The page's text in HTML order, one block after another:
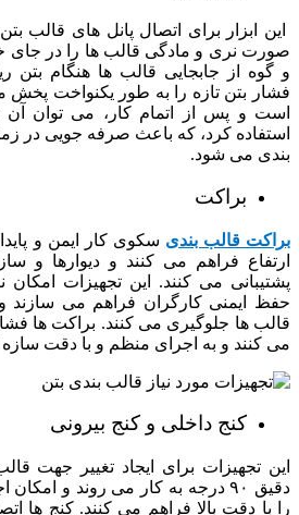
این ابزار برای اتصال پانل های قالب
صورت نری و مادگی قالب ها را در جای
و گوه از جابجایی قالب ها هنگام بتن
فشار بتن تازه را به طور یکنواخت
است و پس از اتمام کار، می توان آن
استفاده کرد، که باعث صرفه جویی در
بندی می شود.
براکت
براکت قالب بندی سکوی کار ایمن و
ارتفاع فراهم می کنند و دیوارها و
پشتیبانی می کنند. این تجهیزات
حفظ ایمنی کارگران فراهم می سازند
قالب ها جلوگیری می کنند. براکت ها
می کنند و به اجرای منظم و با دقت
کنج داخلی و کنج بیرونی
این تجهیزات برای ایجاد تغییر جهت
دقیق ۹۰ درجه به کار می روند و
را با دقت بالا فراهم می کنند. کنج ها